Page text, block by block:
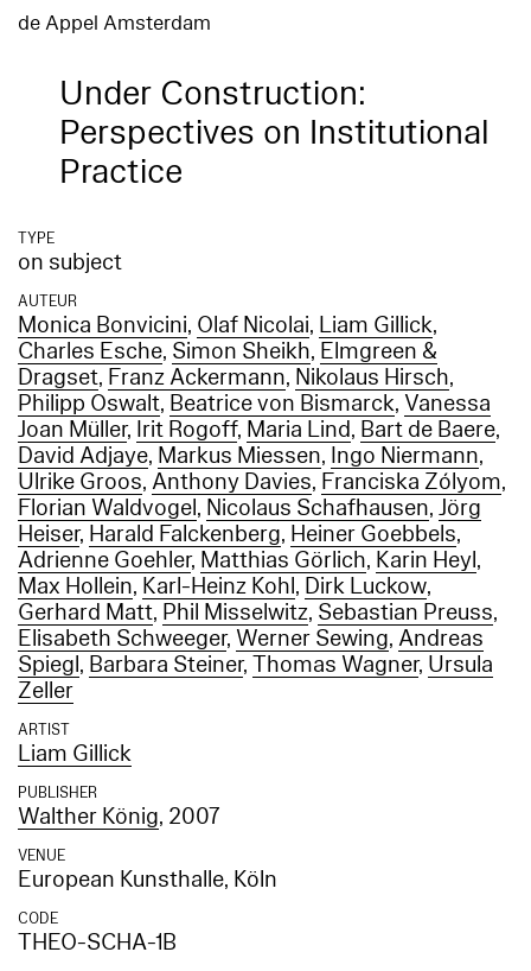
de Appel Amsterdam
Under Construction:
Perspectives on Institutional
Practice
TYPE
on subject
AUTEUR
Monica Bonvicini, Olaf Nicolai, Liam Gillick,
Charles Esche, Simon Sheikh, Elmgreen &
Dragset, Franz Ackermann, Nikolaus Hirsch,
Philipp Oswalt, Beatrice von Bismarck, Vanessa
Joan Müller, Irit Rogoff, Maria Lind, Bart de Baere,
David Adjaye, Markus Miessen, Ingo Niermann,
Ulrike Groos,Anthony Davies, Franciska Zólyom,
Florian Waldvogel, Nicolaus Schafhausen,Jörg
Heiser, Harald Falckenberg, Heiner Goebbels,
Adrienne Goehler, Matthias Görlich, Karin Heyl,
Max Hollein, Karl-Heinz Kohl, Dirk Luckow,
Gerhard Matt, Phil Misselwitz, Sebastian Preuss,
Elisabeth Schweeger, Werner Sewing,Andreas
Spiegl, Barbara Steiner,Thomas Wagner, Ursula
Zeller
ARTIST
Liam Gillick
PUBLISHER
Walther König, 2007
VENUE
European Kunsthalle, Köln
CODE
THEO-SCHA-1B